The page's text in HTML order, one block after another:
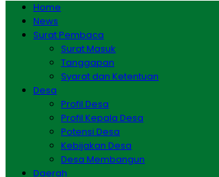
Home
News
Surat Pembaca
Surat Masuk
Tanggapan
Syarat dan Ketentuan
Desa
Profil Desa
Profil Kepala Desa
Potensi Desa
Kebijakan Desa
Desa Membangun
Daerah